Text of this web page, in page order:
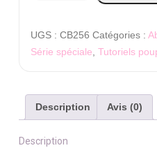
Scout
UGS : CB256 Catégories :
Série spéciale Tutoriels
Description Avis (0)
Description